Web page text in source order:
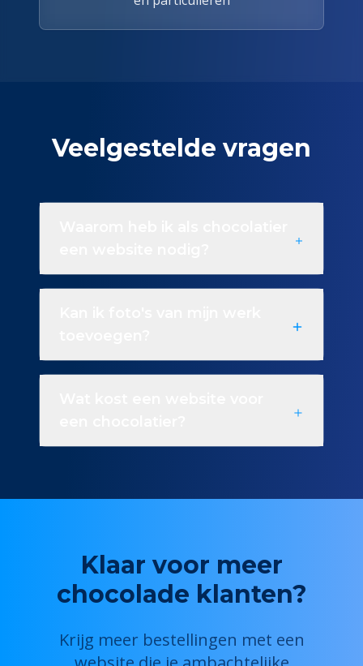
Veelgestelde vragen
Klaar voor meer
chocolade klanten?
Krijg meer bestellingen met een